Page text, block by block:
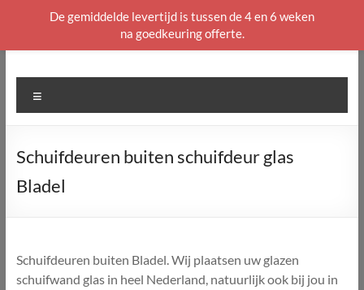
naar
Schuifdeuren buiten schuifdeur glas
Bladel
Schuifdeuren buiten Bladel. Wij plaatsen uw glazen
schuifwand glas in heel Nederland, natuurlijk ook bij jou in
De gemiddelde levertijd is tussen de 4 en 6 weken
na goedkeuring offerte.